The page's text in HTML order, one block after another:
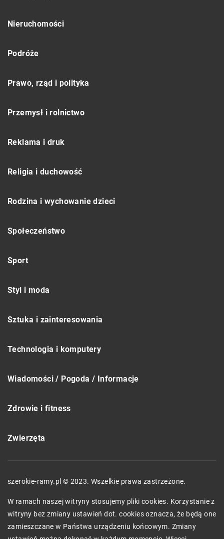
Nieruchomości
Podróże
Prawo, rząd i polityka
Przemysł i rolnictwo
Reklama i druk
Religia i duchowość
Rodzina i wychowanie dzieci
Społeczeństwo
Sport
Styl i moda
Sztuka i zainteresowania
Technologia i komputery
Wiadomości / Pogoda / Informacje
Zdrowie i fitness
Zwierzęta
szerokie-ramy.pl © 2023. Wszelkie prawa zastrzeżone.
W ramach naszej witryny stosujemy pliki cookies. Korzystanie z
witryny bez zmiany ustawień dot. cookies oznacza, że będą one
zamieszczane w Państwa urządzeniu końcowym. Zmiany